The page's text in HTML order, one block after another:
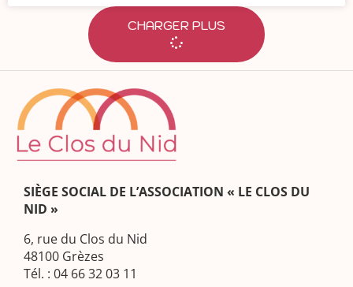
CHARGER PLUS
SIÈGE SOCIAL DE L’ASSOCIATION « LE CLOS DU
NID »
6, rue du Clos du Nid
48100 Grèzes
Tél. : 04 66 32 03 11